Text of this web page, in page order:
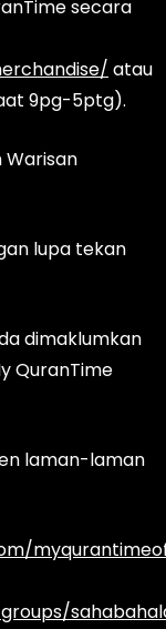
secara
atau
9pg-5ptg).
Warisan
lupa tekan
dimaklumkan
QuranTime
laman-laman